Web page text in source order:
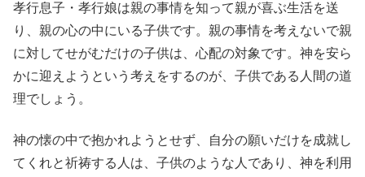
孝行息子・孝行娘は親の事情を知って親が喜ぶ生活を送
り、親の心の中にいる子供です。親の事情を考えないで親
に対してせがむだけの子供は、心配の対象です。神を安ら
かに迎えようという考えをするのが、子供である人間の道
理でしょう。
神の懐の中で抱かれようとせず、自分の願いだけを成就し
てくれと祈祷する人は、子供のような人であり、神を利用